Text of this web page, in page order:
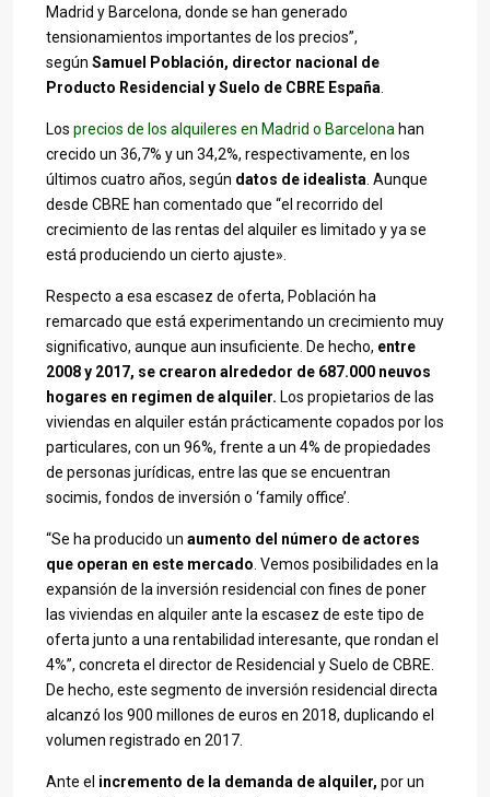
Madrid y Barcelona, donde se han generado
tensionamientos importantes de los precios”,
según Samuel Población, director nacional de
Producto Residencial y Suelo de CBRE España
Los precios de los alquileres en Madrid o Barcelona han
crecido un 36,7% y un 34,2%, respectivamente, en los
últimos cuatro años, según datos de idealista . Aunque
desde CBRE han comentado que “el recorrido del
crecimiento de las rentas del alquiler es limitado y ya se
está produciendo un cierto ajuste».
Respecto a esa escasez de oferta, Población ha
remarcado que está experimentando un crecimiento muy
significativo, aunque aun insuficiente. De hecho, entre
2008 y 2017, se crearon alrededor de 687.000 neuvos
hogares en regimen de alquiler. Los propietarios de las
viviendas en alquiler están prácticamente copados por los
particulares, con un 96%, frente a un 4% de propiedades
de personas jurídicas, entre las que se encuentran
socimis, fondos de inversión o ‘family office’.
“Se ha producido un aumento del número de actores
que operan en este mercado . Vemos posibilidades en la
expansión de la inversión residencial con fines de poner
las viviendas en alquiler ante la escasez de este tipo de
oferta junto a una rentabilidad interesante, que rondan el
4%”, concreta el director de Residencial y Suelo de CBRE.
De hecho, este segmento de inversión residencial directa
alcanzó los 900 millones de euros en 2018, duplicando el
volumen registrado en 2017.
Ante el incremento de la demanda de alquiler, por un